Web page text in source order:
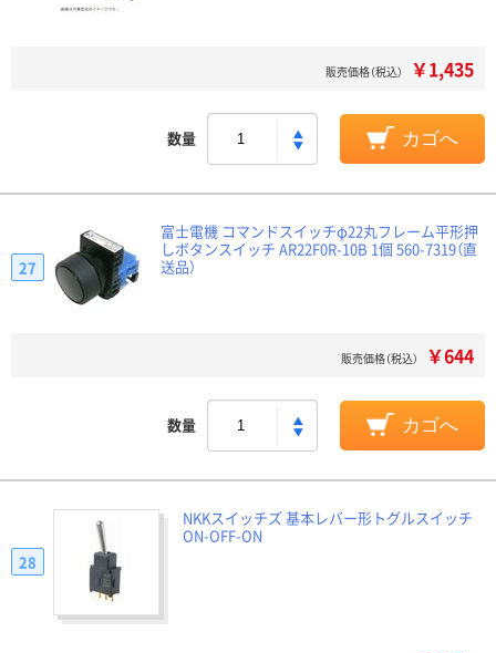
販売価格（税込） ￥1,435
数量 カゴへ
富士電機 コマンドスイッチφ22丸フレーム平形押
しボタンスイッチ AR22F0R-10B 1個 560-7319（直
送品）
27
販売価格（税込） ￥644
数量 カゴへ
NKKスイッチズ 基本レバー形トグルスイッチ
ON-OFF-ON
28